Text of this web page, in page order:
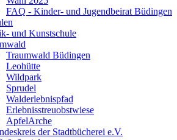
FAQ - Kinder- und Jugendbeirat Büdingen
und Kunstschule
Traumwald Büdingen
Leohütte
Wildpark
Sprudel
Walderlebnispfad
Erlebnisstreuobstwiese
ApfelArche
der Stadtbücherei e.V.